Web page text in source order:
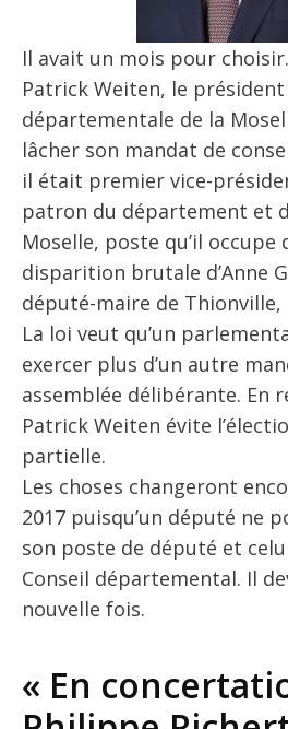
Il avait un mois pour
Patrick Weiten, le président
départementale de la
lâcher son mandat de
il était premier vice-
patron du département et
Moselle, poste qu’il occupe
disparition brutale d’Anne
député-maire de Thionville,
La loi veut qu’un
exercer plus d’un autre
assemblée délibérante. En
Patrick Weiten évite
partielle.
Les choses changeront
2017 puisqu’un député ne
son poste de député et
Conseil départemental. Il
nouvelle fois.
« En